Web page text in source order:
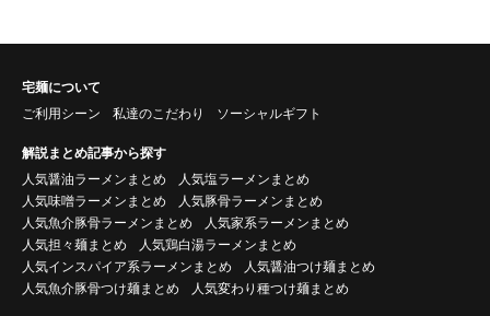
宅麺について
ご利用シーン
私達のこだわり ソーシャルギフト
解説まとめ記事から探す
人気醤油ラーメンまとめ
人気塩ラーメンまとめ
人気味噌ラーメンまとめ
人気豚骨ラーメンまとめ
人気魚介豚骨ラーメンまとめ
人気家系ラーメンまとめ
人気担々麺まとめ
人気鶏白湯ラーメンまとめ
人気インスパイア系ラーメンまとめ
人気醤油つけ麺まとめ
人気魚介豚骨つけ麺まとめ
人気変わり種つけ麺まとめ